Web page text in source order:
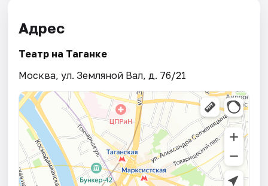
Адрес
Театр на Таганке
Москва, ул. Земляной Вал, д. 76/21